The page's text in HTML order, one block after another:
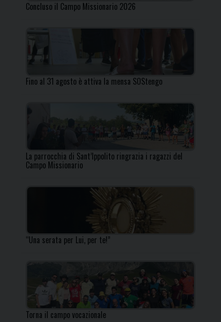
Concluso il Campo Missionario 2026
Fino al 31 agosto è attiva la mensa SOStengo
La parrocchia di Sant’Ippolito ringrazia i ragazzi del
Campo Missionario
“Una serata per Lui, per te!”
Torna il campo vocazionale